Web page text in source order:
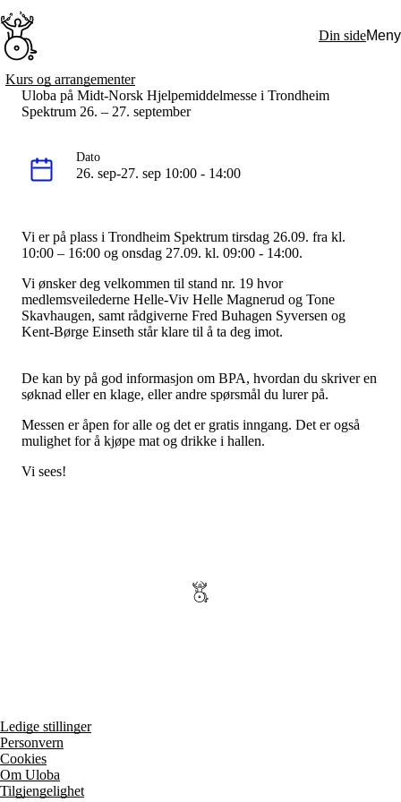
til
hovedinnhold
Din sideMeny
Søk:
Hva vi gjør
BPA – Borgerstyrt personlig assistanse
Beslutningsstøtteråd
Funksjonsassistanse
Stolte, sterke og synlige historier
Bli medlem
Bli assistent
Kampsaker
Arrangementer
Independent Living-festivalen
Skansgård-forelesningen
Medlemsrådet
Om oss
Nyheter
Om Uloba
Kontakt Uloba
Kurs og arrangementer
Uloba på Midt-Norsk Hjelpemiddelmesse i Trondheim
Spektrum 26. – 27. september
Dato
26. sep-27. sep 10:00 - 14:00
Vi er på plass i Trondheim Spektrum tirsdag 26.09. fra kl.
10:00 – 16:00 og onsdag 27.09. kl. 09:00 - 14:00.
Vi ønsker deg velkommen til stand nr. 19 hvor
medlemsveilederne Helle-Viv Helle Magnerud og Tone
Skavhaugen, samt rådgiverne Fred Buhagen Syversen og
Kent-Børge Einseth står klare til å ta deg imot.
De kan by på god informasjon om BPA, hvordan du skriver en
søknad eller en klage, eller andre spørsmål du lurer på.
Messen er åpen for alle og det er gratis inngang. Det er også
mulighet for å kjøpe mat og drikke i hallen.
Vi sees!
Ledige stillinger
Personvern
Cookies
Om Uloba
Tilgjengelighet